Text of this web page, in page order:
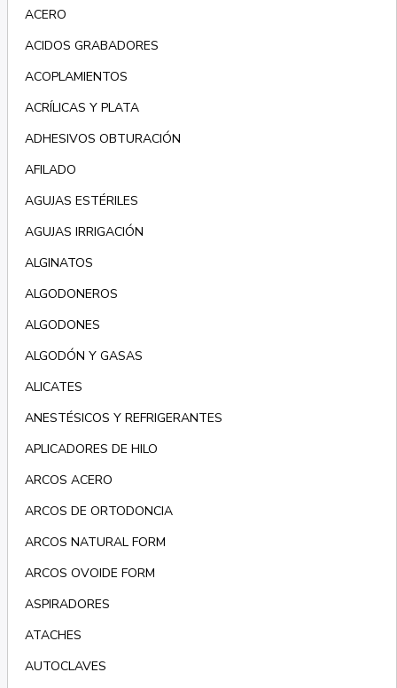
ACERO
ACIDOS GRABADORES
ACOPLAMIENTOS
ACRÍLICAS Y PLATA
ADHESIVOS OBTURACIÓN
AFILADO
AGUJAS ESTÉRILES
AGUJAS IRRIGACIÓN
ALGINATOS
ALGODONEROS
ALGODONES
ALGODÓN Y GASAS
ALICATES
ANESTÉSICOS Y REFRIGERANTES
APLICADORES DE HILO
ARCOS ACERO
ARCOS DE ORTODONCIA
ARCOS NATURAL FORM
ARCOS OVOIDE FORM
ASPIRADORES
ATACHES
AUTOCLAVES